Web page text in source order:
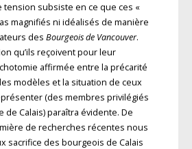
tension subsiste en ce que ces «
magnifiés ni idéalisés de manière
des Bourgeois de Vancouver.
qu’ils reçoivent pour leur
affirmée entre la précarité
modèles et la situation de ceux
(des membres privilégiés
de Calais) paraîtra évidente. De
de recherches récentes nous
sacrifice des bourgeois de Calais